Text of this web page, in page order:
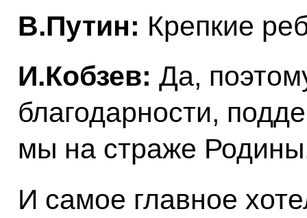
В.Путин: Крепкие
И.Кобзев: Да,
благодарности,
мы на страже
И самое главное